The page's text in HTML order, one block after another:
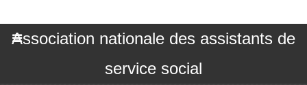
Association nationale des assistants de
service social